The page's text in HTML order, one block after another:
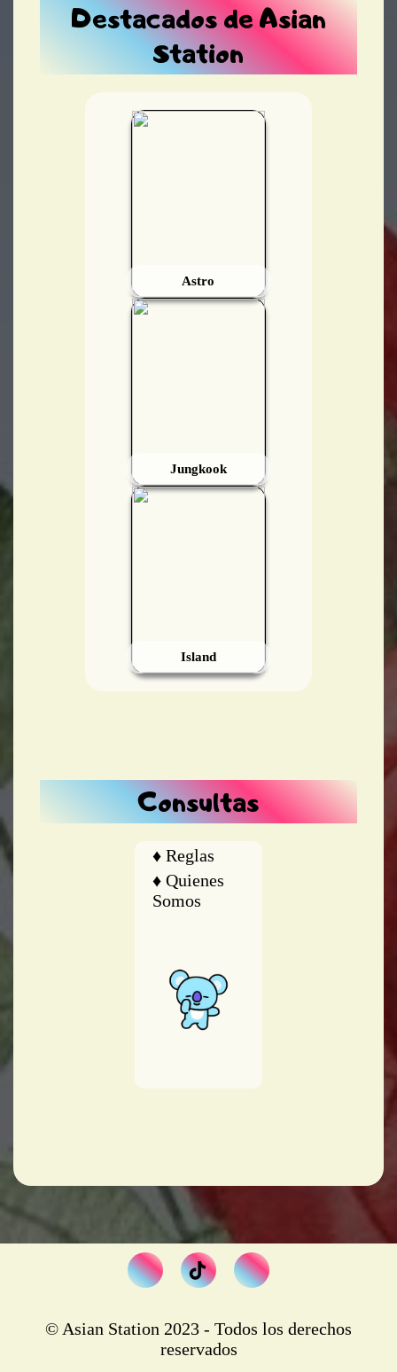
Destacados de Asian
Station
Astro
Jungkook
Island
Consultas
♦ Reglas
♦ Quienes
Somos
© Asian Station 2023 - Todos los derechos
reservados